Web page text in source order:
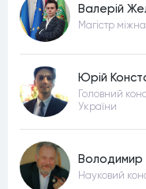
Валерій
Магістр
Юрій
Головний
України
Науковий